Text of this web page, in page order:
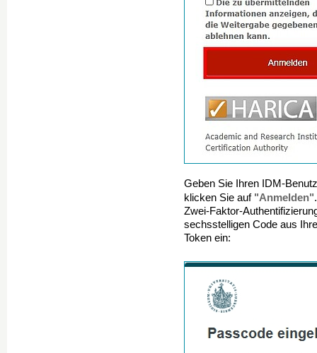
Geben Sie Ihren IDM-
klicken Sie auf "Anmelden"
Zwei-Faktor-
sechsstelligen Code aus
Token ein: